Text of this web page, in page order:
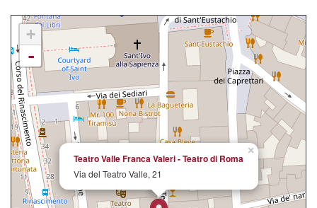
×
Teatro Valle Franca Valeri - Teatro di Roma
Via del Teatro Valle, 21
+
-